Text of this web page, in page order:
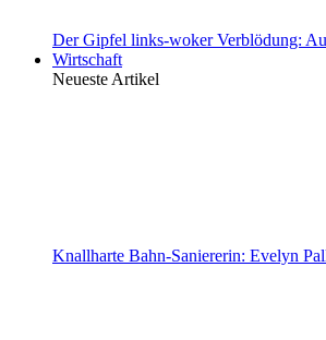
Der Gipfel links-woker Verblödung:
Wirtschaft
Neueste Artikel
Knallharte Bahn-Saniererin: Evelyn